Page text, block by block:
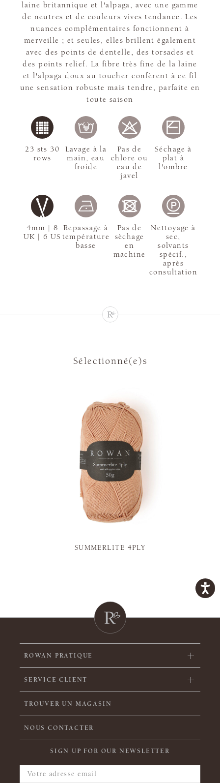
laine britannique et l'alpaga, avec une gamme
de neutres et de couleurs vives tendance. Les
nuances complémentaires fonctionnent à
merveille ; et seules, elles brillent également
avec des points de dentelle, des torsades et
des points relief. La fibre très fine de la laine
et l'alpaga doux au toucher confèrent à ce fil
une sensation robuste mais tendre, parfaite en
toute saison
4mm | 8
UK | 6 US
23 sts 30
rows
Lavage à la
main, eau
froide
Pas de
chlore ou
eau de
javel
Séchage à
plat à
l'ombre
Repassage à
température
basse
Pas de
sèchage
en
machine
Nettoyage à
sec,
solvants
spécif.,
après
consultation
Sélectionné(e)s
SUMMERLITE 4PLY
ROWAN PRATIQUE
SERVICE CLIENT
TROUVER UN MAGASIN
NOUS CONTACTER
SIGN UP FOR OUR NEWSLETTER